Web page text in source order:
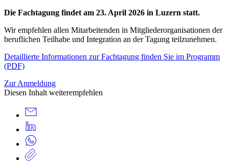
Die Fachtagung findet am 23. April 2026 in Luzern statt.
Wir empfehlen allen Mitarbeitenden in Mitgliederorganisationen der
beruflichen Teilhabe und Integration an der Tagung teilzunehmen.
Detaillierte Informationen zur Fachtagung finden Sie im Programm
(PDF)
Zur Anmeldung
Diesen Inhalt weiterempfehlen